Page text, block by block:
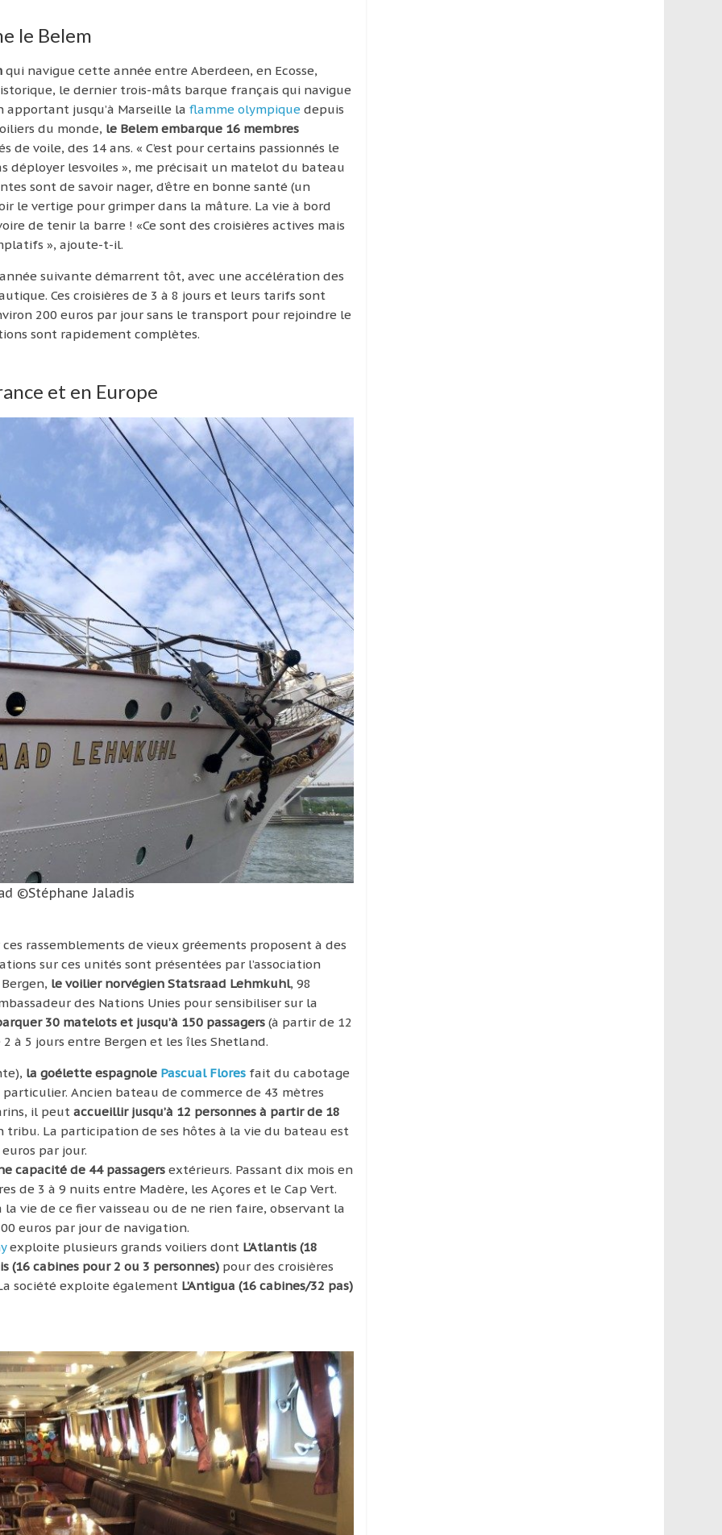
le Belem
qui navigue cette année entre Aberdeen, en Ecosse,
le dernier trois-mâts barque français qui navigue
apportant jusqu’à Marseille la flamme olympique depuis
du monde, le Belem embarque 16 membres
de voile, des 14 ans. « C’est pour certains passionnés le
déployer lesvoiles », me précisait un matelot du bateau
sont de savoir nager, d’être en bonne santé (un
le vertige pour grimper dans la mâture. La vie à bord
de tenir la barre ! «Ce sont des croisières actives mais
», ajoute-t-il.
suivante démarrent tôt, avec une accélération des
Ces croisières de 3 à 8 jours et leurs tarifs sont
200 euros par jour sans le transport pour rejoindre le
sont rapidement complètes.
et en Europe
©Stéphane Jaladis
rassemblements de vieux gréements proposent à des
sur ces unités sont présentées par l’association
le voilier norvégien Statsraad Lehmkuhl, 98
des Nations Unies pour sensibiliser sur la
30 matelots et jusqu’à 150 passagers (à partir de 12
à 5 jours entre Bergen et les îles Shetland.
la goélette espagnole Pascual Flores fait du cabotage
Ancien bateau de commerce de 43 mètres
il peut accueillir jusqu’à 12 personnes à partir de 18
La participation de ses hôtes à la vie du bateau est
par jour.
capacité de 44 passagers extérieurs. Passant dix mois en
de 3 à 9 nuits entre Madère, les Açores et le Cap Vert.
vie de ce fier vaisseau ou de ne rien faire, observant la
euros par jour de navigation.
exploite plusieurs grands voiliers dont L’Atlantis (18
(16 cabines pour 2 ou 3 personnes) pour des croisières
société exploite également L’Antigua (16 cabines/32 pas)